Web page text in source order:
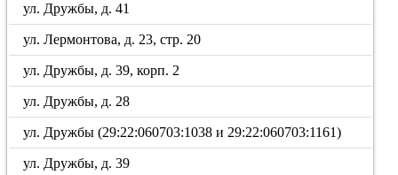
ул. Дружбы, д. 41
ул. Лермонтова, д. 23, стр. 20
ул. Дружбы, д. 39, корп. 2
ул. Дружбы, д. 28
ул. Дружбы (29:22:060703:1038 и 29:22:060703:1161)
ул. Дружбы, д. 39